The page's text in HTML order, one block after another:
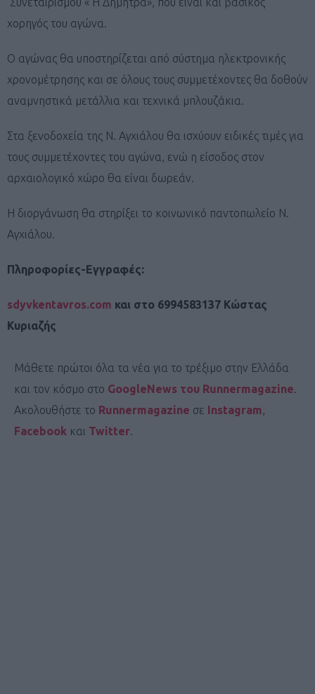
χορηγός του αγώνα.
Ο αγώνας θα υποστηρίζεται από σύστημα ηλεκτρονικής
χρονομέτρησης και σε όλους τους συμμετέχοντες θα δοθούν
αναμνηστικά μετάλλια και τεχνικά μπλουζάκια.
Στα ξενοδοχεία της Ν. Αγχιάλου θα ισχύουν ειδικές τιμές για
τους συμμετέχοντες του αγώνα, ενώ η είσοδος στον
αρχαιολογικό χώρο θα είναι δωρεάν.
Η διοργάνωση θα στηρίξει το κοινωνικό παντοπωλείο Ν.
Αγχιάλου.
Πληροφορίες-Εγγραφές:
sdyvkentavros.com και στο 6994583137 Κώστας
Κυριαζής
Μάθετε πρώτοι όλα τα νέα για το τρέξιμο στην Ελλάδα
και τον κόσμο στο GoogleNews του Runnermagazine.
Ακολουθήστε το Runnermagazine σε Instagram,
Facebook και Twitter.